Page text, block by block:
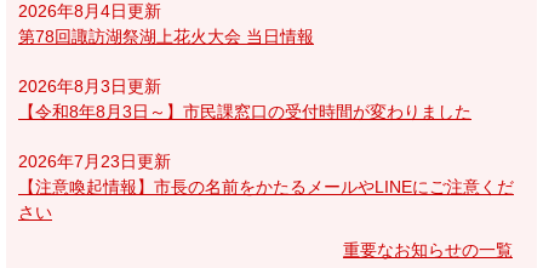
2026年8月4日更新
第78回諏訪湖祭湖上花火大会 当日情報
2026年8月3日更新
【令和8年8月3日～】市民課窓口の受付時間が変わりました
2026年7月23日更新
【注意喚起情報】市長の名前をかたるメールやLINEにご注意くだ
さい
重要なお知らせの一覧